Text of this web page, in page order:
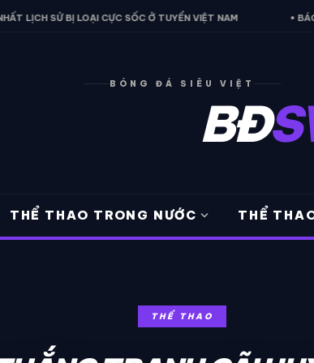
CỰC SỐC Ở TUYỂN VIỆT NAM • BÁO INDONESIA
BÓNG ĐÁ SIÊU VIỆT
BĐ
THỂ THAO TRONG NƯỚC expand_more THỂ
THỂ THAO